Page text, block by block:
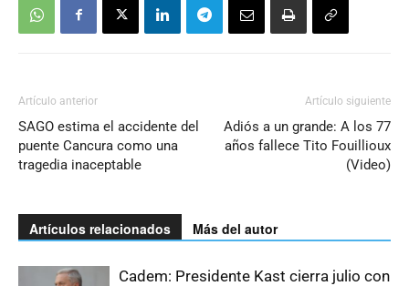
Artículo anterior
SAGO estima el accidente del
puente Cancura como una
tragedia inaceptable
Artículo siguiente
Adiós a un grande: A los 77
años fallece Tito Fouillioux
(Video)
Artículos relacionados Más del autor
Cadem: Presidente Kast cierra julio con